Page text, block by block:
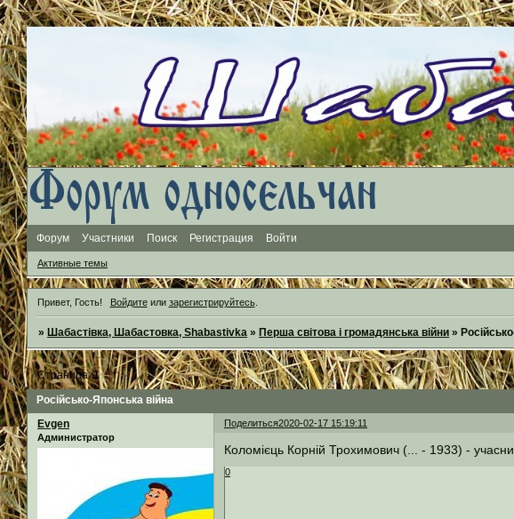
Форум Участники Поиск Регистрация Войти
Активные темы
Привет, Гость! Войдитеили зарегистрируйтесь.
»Шабастівка, Шабастовка, Shabastivka »Перша світова і громадянська війни »
Російсько-Японська війна
Страница:1
Поделиться2020-02-17 15:19:11
Evgen
Администратор
Коломієць Корній Трохимович (... - 1933) -
0